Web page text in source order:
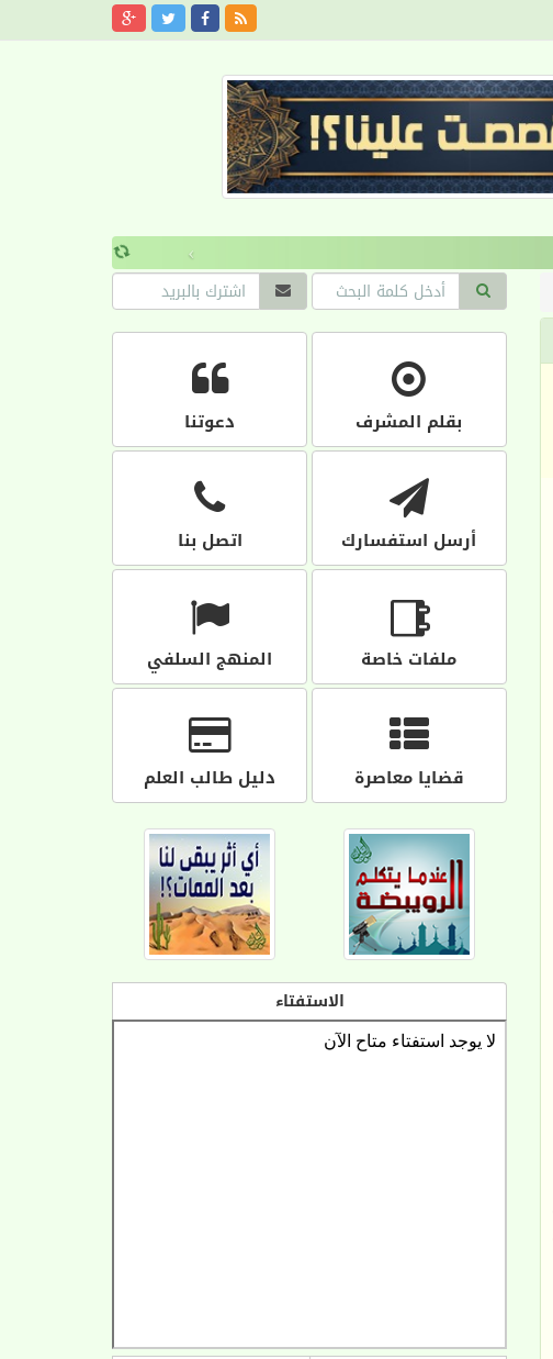
›
بقلم المشرف دعوتنا
أرسل استفسارك اتصل بنا
ملفات خاصة المنهج السلفي
قضايا معاصرة دليل طالب العلم
الاستفتاء